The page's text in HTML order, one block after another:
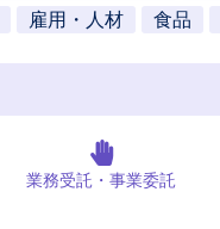
雇用・人材 食品
業務受託・事業委託